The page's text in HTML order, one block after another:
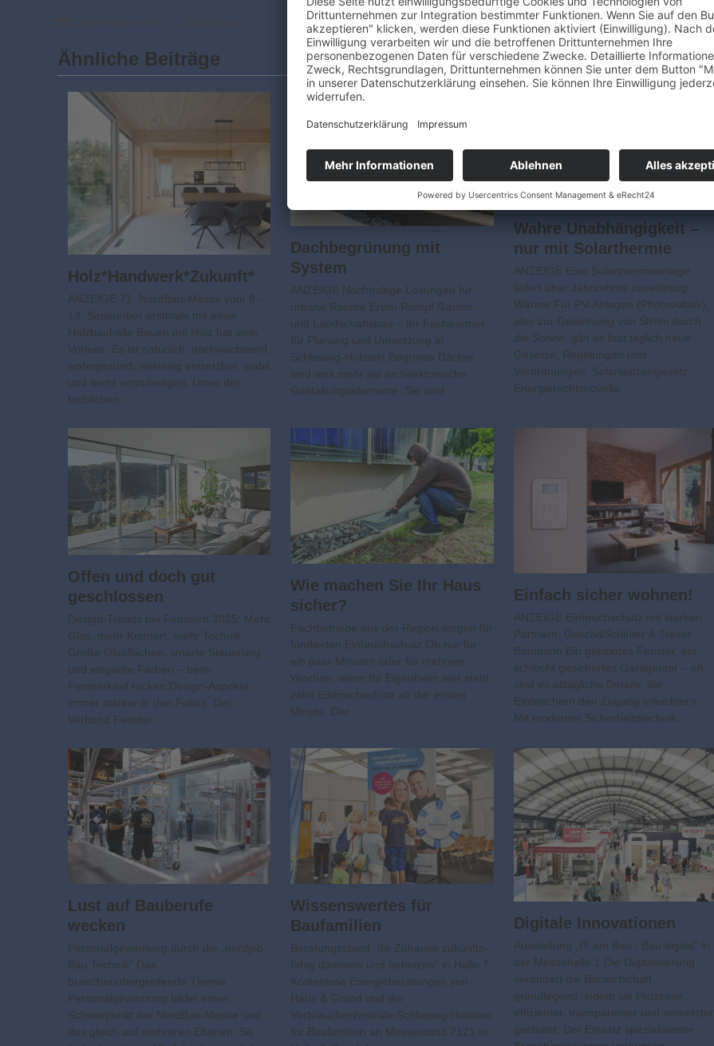
Ähnliche Beiträge
Holz*Handwerk*Zukunft*
ANZEIGE 71. NordBau-Messe vom 9.–
13. September erstmals mit einer
Holzbauhalle Bauen mit Holz hat viele
Vorteile. Es ist natürlich, nachwachsend,
wohngesund, vielseitig einsetzbar, stabil
und leicht vorzufertigen. Unter der
fachlichen…
Dachbegrünung mit
System
ANZEIGE Nachhaltige Lösungen für
urbane Räume Erwin Rumpf Garten-
und Landschaftsbau – Ihr Fachpartner
für Planung und Umsetzung in
Schleswig-Holstein Begrünte Dächer
sind weit mehr als architektonische
Gestaltungselemente. Sie sind…
Wahre Unabhängigkeit –
nur mit Solarthermie
ANZEIGE Eine Solarthermieanlage
liefert über Jahrzehnte zuverlässig
Wärme Für PV-Anlagen (Photovoltaik),
also zur Gewinnung von Strom durch
die Sonne, gibt es fast täglich neue
Gesetze, Regelungen und
Verordnungen: Solarspitzengesetz,
Energierechtsnovelle,…
Offen und doch gut
geschlossen
Design-Trends bei Fenstern 2025: Mehr
Glas, mehr Komfort, mehr Technik
Große Glasflächen, smarte Steuerung
und elegante Farben – beim
Fensterkauf rücken Design-Aspekte
immer stärker in den Fokus. Der
Verband Fenster…
Wie machen Sie Ihr Haus
sicher?
Fachbetriebe aus der Region sorgen für
fundierten Einbruchschutz Ob nur für
ein paar Minuten oder für mehrere
Wochen, wenn Ihr Eigenheim leer steht,
zählt Einbruchschutz ab der ersten
Minute. Der…
Einfach sicher wohnen!
ANZEIGE Einbruchschutz mit starken
Partnern: Gosch&Schlüter & Tresor
Baumann Ein gekipptes Fenster, ein
schlecht gesichertes Garagentor – oft
sind es alltägliche Details, die
Einbrechern den Zugang erleichtern.
Mit moderner Sicherheitstechnik…
Lust auf Bauberufe
wecken
Personalgewinnung durch die „nordjob
Bau:Technik“ Das
branchenübergreifende Thema
Personalgewinnung bildet einen
Schwerpunkt der NordBau-Messe und
das gleich auf mehreren Ebenen. So
Wissens­wertes für
Baufamilien
Beratungsstand „Ihr Zuhause zukunfts­
fähig dämmen und beheizen“ in Halle 7
Kostenlose Energieberatungen von
Haus & Grund und der
Verbraucherzentrale Schleswig-Holstein
für Baufamilien an Messestand 7121 in
Digitale Innovationen
Ausstellung „IT am Bau / Bau digital” in
der Messehalle 1 Die Digitalisierung
verändert die Bauwirtschaft
grundlegend, indem sie Prozesse
effizienter, transparenter und vernetzter
gestaltet. Der Einsatz spezialisierter